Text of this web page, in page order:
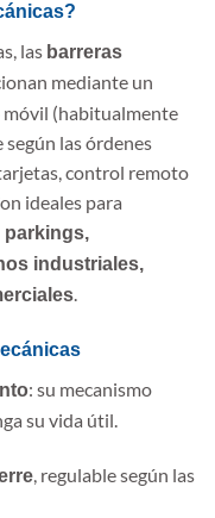
las barreras
mediante un
móvil (habitualmente
según las órdenes
control remoto
ideales para
parkings,
industriales,
.
: su mecanismo
su vida útil.
, regulable según las